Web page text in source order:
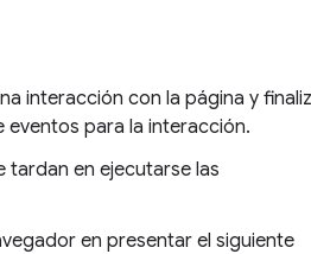
interacción con la página y
eventos para la interacción.
tardan en ejecutarse las
en presentar el siguiente